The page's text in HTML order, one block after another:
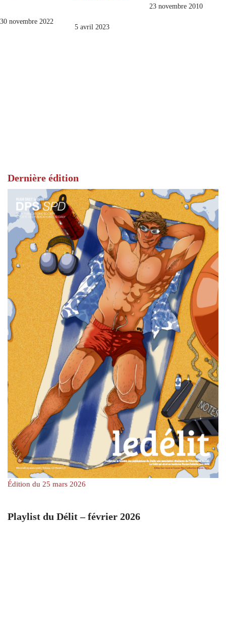
30 novembre 2022
5 avril 2023
23 novembre 2010
Dernière édition
Édition du 25 mars 2026
Playlist du Délit – février 2026